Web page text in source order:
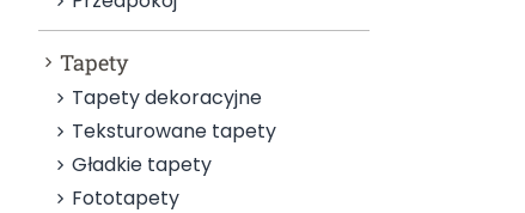
Tapety
Tapety dekoracyjne
Teksturowane tapety
Gładkie tapety
Fototapety